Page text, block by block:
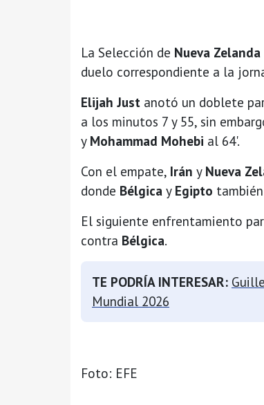
La Selección de Nueva Zelanda
duelo correspondiente a la
Elijah Just anotó un doblete
a los minutos 7 y 55, sin
y Mohammad Mohebi al 64'.
Con el empate, Irán y Nueva
donde Bélgica y Egipto
El siguiente enfrentamiento
contra Bélgica.
TE PODRÍA INTERESAR:
Mundial 2026
Foto: EFE